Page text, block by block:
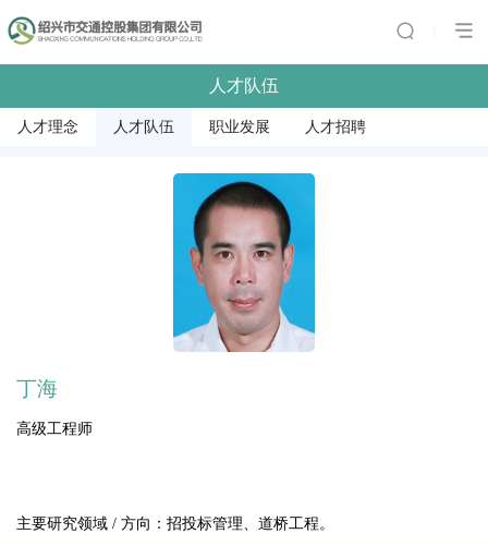
人才队伍
人才理念 人才队伍 职业发展 人才招聘
丁海
高级工程师
主要研究领域 / 方向：招投标管理、道桥工程。